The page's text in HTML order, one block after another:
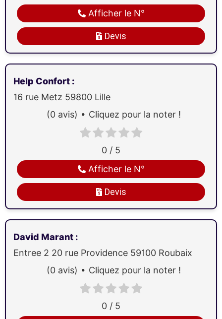
Devis
Afficher le N°
Help Confort :
16 rue Metz 59800 Lille
Devis
Afficher le N°
0 / 5
(0 avis) Cliquez pour la noter !
David Marant :
Entree 2 20 rue Providence 59100 Roubaix
0 / 5
(0 avis) Cliquez pour la noter !